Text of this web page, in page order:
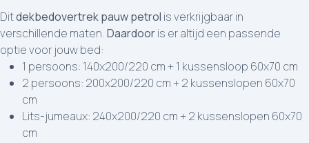
Ditdekbedovertrek pauw petrol is verkrijgbaar in
verschillende maten.Daardooris er altijd een passende
optie voor jouw bed:
1 persoons: 140x200/220 cm + 1 kussensloop 60x70 cm
2 persoons: 200x200/220 cm + 2 kussenslopen 60x70
cm
Lits-jumeaux: 240x200/220 cm + 2 kussenslopen 60x70
cm